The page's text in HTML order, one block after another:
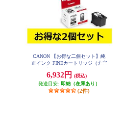
CANON 【お得な二個セット】純
正インク FINEカートリッジ（大容
6,932円
(税込)
発送目安: 即納（在庫あり）
(2件)